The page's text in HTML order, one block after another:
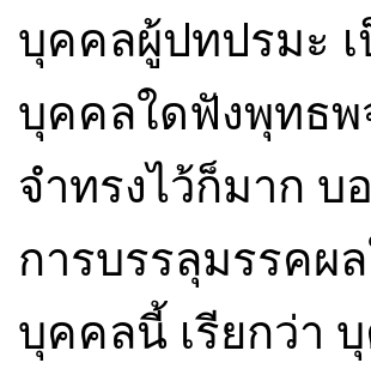
บุคคลผู้ปทปรมะ เ
บุคคลใดฟังพุทธพ
จำทรงไว้ก็มาก
การบรรลุมรรคผ
บุคคลนี้ เรียกว่า